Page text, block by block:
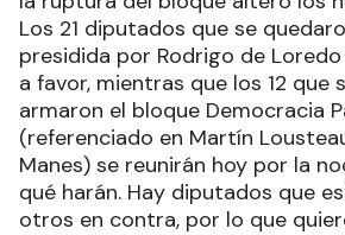
Los 21 diputados que se
presidida por Rodrigo de
a favor, mientras que los 12 que
armaron el bloque Democracia
(referenciado en Martín
Manes) se reunirán hoy por la
qué harán. Hay diputados que
otros en contra, por lo que